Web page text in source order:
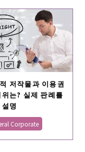
저작물과 이용권
위는? 실제 판례를
명
Corporate